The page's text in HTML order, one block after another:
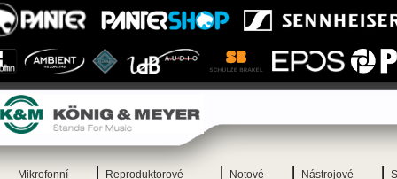
Mikrofonní
Reproduktorové
Notové
Nástrojové